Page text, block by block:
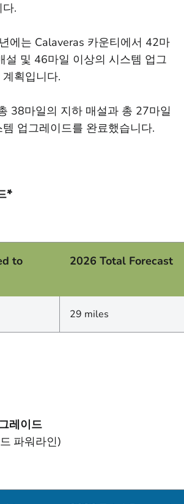
.
에는 Calaveras 카운티에서 42마
설 및 46마일 이상의 시스템 업그
획입니다.
38마일의 지하 매설과 총 27마일
업그레이드를 완료했습니다.
*
to
2026 Total Forecast
29 miles
레이드
파워라인)